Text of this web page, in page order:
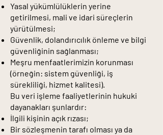
Yasal yükümlülüklerin yerine
getirilmesi, mali ve idari süreçlerin
yürütülmesi;
Güvenlik, dolandırıcılık önleme ve bilgi
güvenliğinin sağlanması;
Meşru menfaatlerimizin korunması
(örneğin: sistem güvenliği, iş
sürekliliği, hizmet kalitesi).
Bu veri işleme faaliyetlerinin hukuki
dayanakları şunlardır:
İlgili kişinin açık rızası;
Bir sözleşmenin tarafı olması ya da